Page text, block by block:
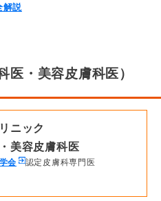
解説
医・美容皮膚科医）
ニック
美容皮膚科医
会 認定皮膚科専門医